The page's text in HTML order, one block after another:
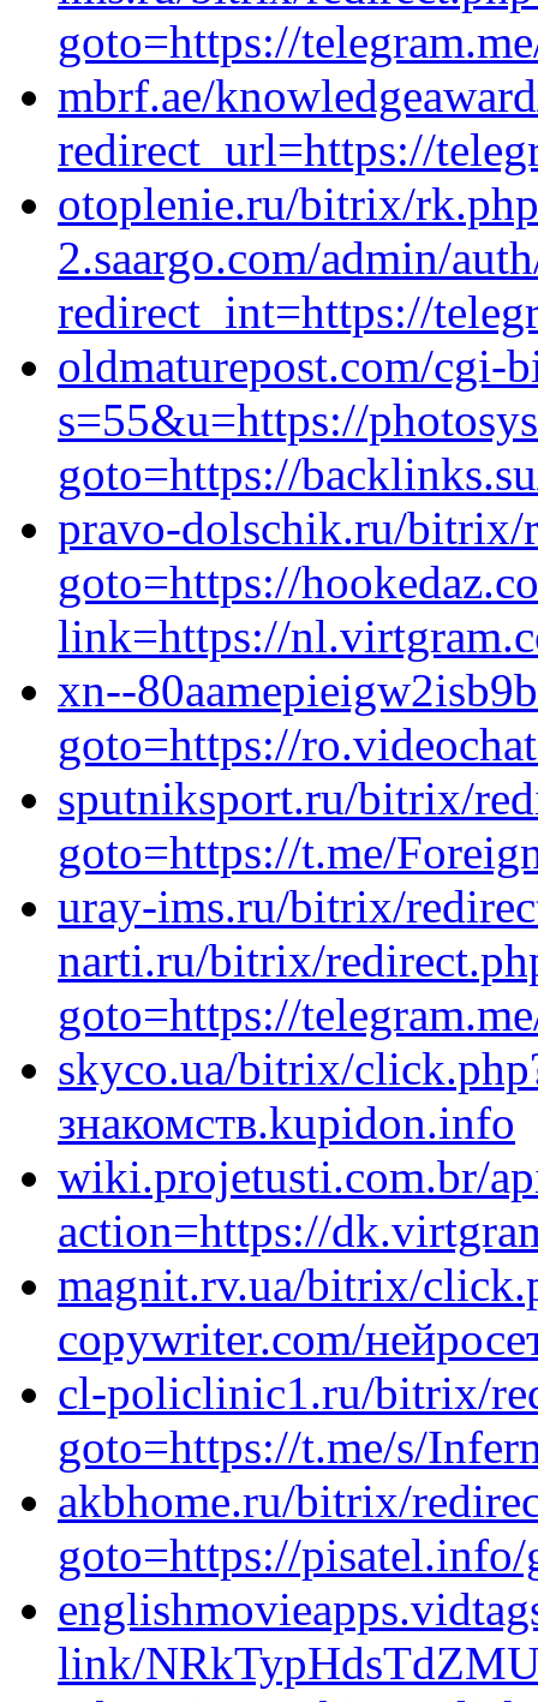
goto=https://
mbrf.ae/
redirect_url=https://
otoplenie.ru/bitrix/
2.saargo.com/admin/
redirect_int=https://
oldmaturepost.com/cgi-
s=55&u=https://
goto=https://
pravo-dolschik.ru/bitrix/
goto=https://
link=https://
xn--
goto=https://
sputniksport.ru/bitrix/
goto=https://t.me/
uray-ims.ru/bitrix/
narti.ru/bitrix/
goto=https://
skyco.ua/bitrix/
знакомств.kupidon.info
wiki.projetusti.com.br/
action=https://
magnit.rv.ua/bitrix/
copywriter.com/
cl-policlinic1.ru/bitrix/
goto=https://t.me/s/
akbhome.ru/bitrix/
goto=https://
link/